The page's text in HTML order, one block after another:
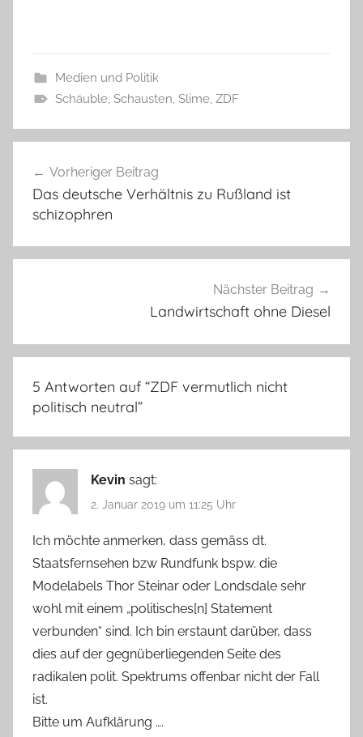
Medien und Politik
Schäuble, Schausten, Slime, ZDF
Vorheriger Beitrag
Das deutsche Verhältnis zu Rußland ist
schizophren
Nächster Beitrag
Landwirtschaft ohne Diesel
5 Antworten auf “ZDF vermutlich nicht
politisch neutral”
Kevin sagt:
2. Januar 2019 um 11:25 Uhr
Ich möchte anmerken, dass gemäss dt.
Staatsfernsehen bzw Rundfunk bspw. die
Modelabels Thor Steinar oder Londsdale sehr
wohl mit einem „politisches[n] Statement
verbunden“ sind. Ich bin erstaunt darüber, dass
dies auf der gegnüberliegenden Seite des
radikalen polit. Spektrums offenbar nicht der Fall
ist.
Bitte um Aufklärung ….